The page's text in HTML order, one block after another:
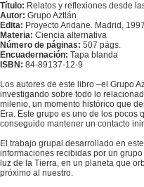
Título: Relatos y reflexiones desde
Autor: Grupo Aztlán
Edita: Proyecto Aridane. Madrid, 1997
Materia: Ciencia alternativa
Número de páginas: 507 págs.
Encuadernación: Tapa blanda
ISBN: 84-89137-12-9
Los autores de este libro –el Grupo
investigando sobre todo lo
milenio, un momento histórico que
Era. Este grupo es uno de los pocos
conseguido mantener un contacto
El trabajo grupal desarrollado en
informaciones recibidas por un
luz de la Tierra, en un planeta que
próximo al nuestro.